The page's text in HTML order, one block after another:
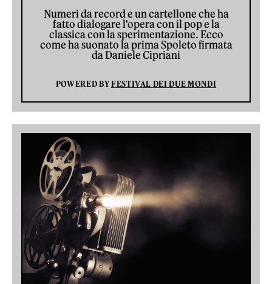
Numeri da record e un cartellone che ha
fatto dialogare l'opera con il pop e la
classica con la sperimentazione. Ecco
come ha suonato la prima Spoleto firmata
da Daniele Cipriani
POWERED BYFESTIVAL DEI DUE MONDI